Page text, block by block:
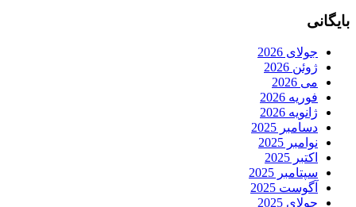
بایگانی
جولای 2026
ژوئن 2026
می 2026
فوریه 2026
ژانویه 2026
دسامبر 2025
نوامبر 2025
اکتبر 2025
سپتامبر 2025
آگوست 2025
جولای 2025